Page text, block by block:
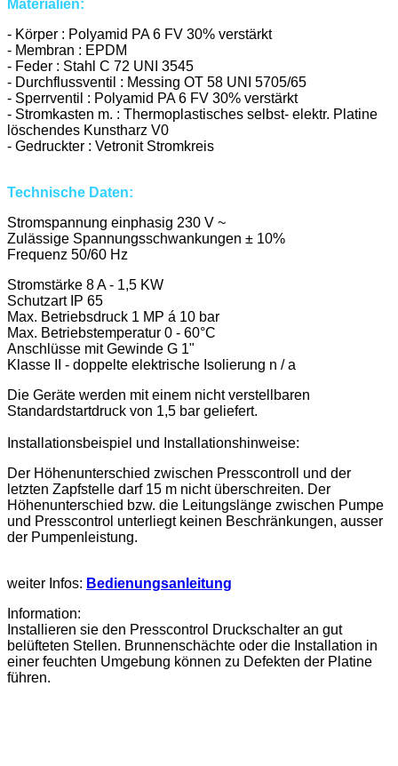
Materialien:
- Körper : Polyamid PA 6 FV 30% verstärkt
- Membran : EPDM
- Feder : Stahl C 72 UNI 3545
- Durchflussventil : Messing OT 58 UNI 5705/65
- Sperrventil : Polyamid PA 6 FV 30% verstärkt
- Stromkasten m. : Thermoplastisches selbst- elektr. Platine
löschendes Kunstharz V0
- Gedruckter : Vetronit Stromkreis
Technische Daten:
Stromspannung einphasig 230 V ~
Zulässige Spannungsschwankungen ± 10%
Frequenz 50/60 Hz
Stromstärke 8 A - 1,5 KW
Schutzart IP 65
Max. Betriebsdruck 1 MP á 10 bar
Max. Betriebstemperatur 0 - 60°C
Anschlüsse mit Gewinde G 1"
Klasse II - doppelte elektrische Isolierung n / a
Die Geräte werden mit einem nicht verstellbaren
Standardstartdruck von 1,5 bar geliefert.
Installationsbeispiel und Installationshinweise:
Der Höhenunterschied zwischen Presscontroll und der
letzten Zapfstelle darf 15 m nicht überschreiten. Der
Höhenunterschied bzw. die Leitungslänge zwischen Pumpe
und Presscontrol unterliegt keinen Beschränkungen, ausser
der Pumpenleistung.
weiter Infos: Bedienungsanleitung
Information:
Installieren sie den Presscontrol Druckschalter an gut
belüfteten Stellen. Brunnenschächte oder die Installation in
einer feuchten Umgebung können zu Defekten der Platine
führen.